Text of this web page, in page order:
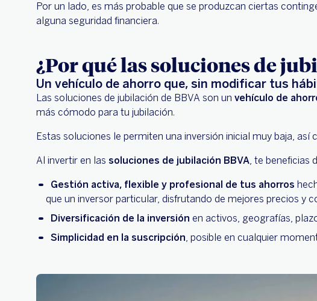
Por un lado, es más probable que se produzcan ciertas
alguna seguridad financiera.
¿Por qué las soluciones de
Un vehículo de ahorro que, sin modificar tus
Las soluciones de jubilación de BBVA son un vehículo de
más cómodo para tu jubilación.
Estas soluciones le permiten una inversión inicial muy baja,
Al invertir en las soluciones de jubilación BBVA, te beneficias
Gestión activa, flexible y profesional de tus ahorros
que un inversor particular, disfrutando de mejores precios y
Diversificación de la inversión en activos, geografías,
Simplicidad en la suscripción, posible en cualquier